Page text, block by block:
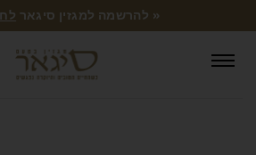
« להרשמה למגזין סיגאר